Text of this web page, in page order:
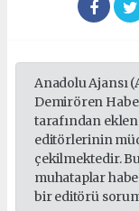
Anadolu Ajansı
Demirören
tarafından
editörlerinin
çekilmektedir.
muhataplar
bir editörü